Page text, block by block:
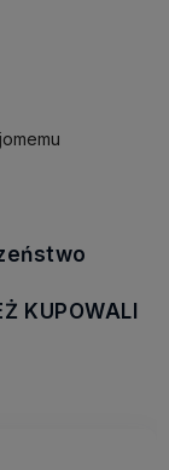
ewentualnych
KUPOWALI